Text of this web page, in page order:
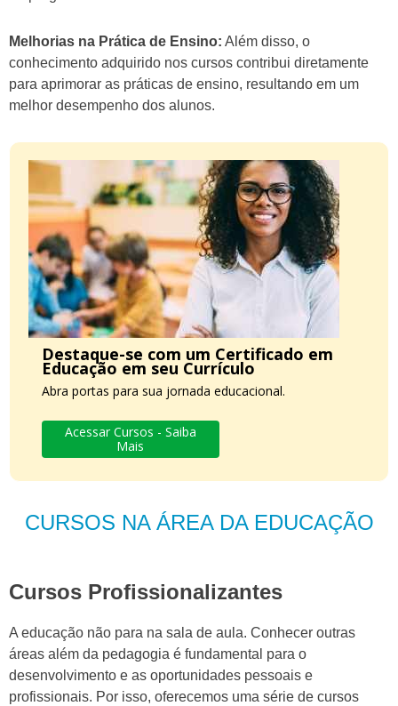
Melhorias na Prática de Ensino: Além disso, o
conhecimento adquirido nos cursos contribui diretamente
para aprimorar as práticas de ensino, resultando em um
melhor desempenho dos alunos.
Destaque-se com um Certificado em
Educação em seu Currículo
Abra portas para sua jornada educacional.
Acessar Cursos - Saiba
Mais
CURSOS NA ÁREA DA EDUCAÇÃO
Cursos Profissionalizantes
A educação não para na sala de aula. Conhecer outras
áreas além da pedagogia é fundamental para o
desenvolvimento e as oportunidades pessoais e
profissionais. Por isso, oferecemos uma série de cursos